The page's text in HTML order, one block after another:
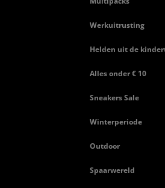
Werkuitrusting
Helden uit de
Alles onder € 10
Sneakers Sale
Winterperiode
Outdoor
Spaarwereld